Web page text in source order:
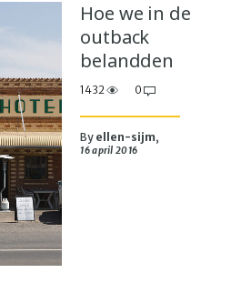
Hoe we in de
outback
belandden
1432 0
By ellen-sijm,
16 april 2016